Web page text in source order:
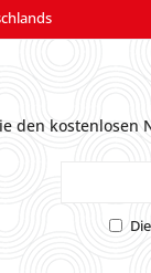
den kostenlosen
Die